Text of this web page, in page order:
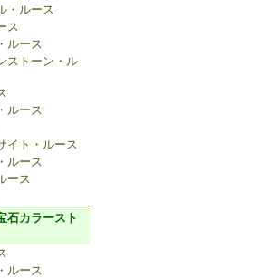
・ルース
ス
ルース
ストーン・ル
ルース
イト・ルース
ルース
ース
石カラースト
ルース